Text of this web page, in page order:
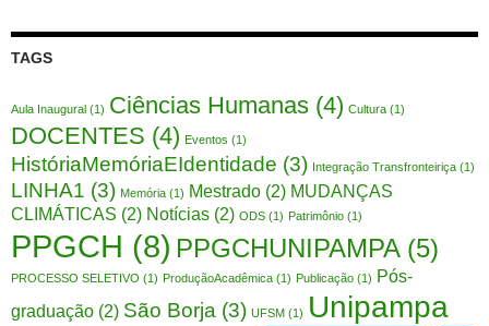
TAGS
Aula Inaugural (1) Ciências Humanas (4) Cultura (1)
DOCENTES (4) Eventos (1)
HistóriaMemóriaEIdentidade (3) Integração Transfronteiriça (1)
LINHA1 (3) Memória (1) Mestrado (2) MUDANÇAS
CLIMÁTICAS (2) Notícias (2) ODS (1) Patrimônio (1)
PPGCH (8) PPGCHUNIPAMPA(5)
PROCESSO SELETIVO (1) ProduçãoAcadêmica (1) Publicação (1) Pós-
graduação (2) São Borja (3) UFSM (1) Unipampa